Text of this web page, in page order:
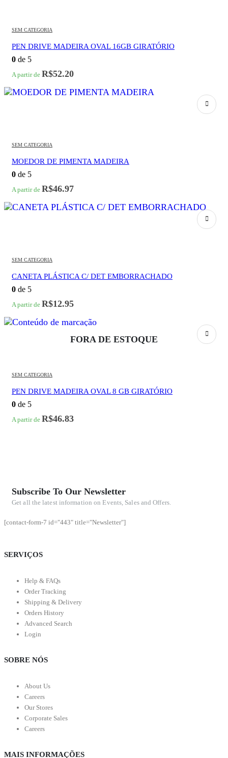
SEM CATEGORIA
PEN DRIVE MADEIRA OVAL 16GB GIRATÓRIO
0 de 5
A partir de R$52.20
SEM CATEGORIA
MOEDOR DE PIMENTA MADEIRA
0 de 5
A partir de R$46.97
SEM CATEGORIA
CANETA PLÁSTICA C/ DET EMBORRACHADO
0 de 5
A partir de R$12.95
FORA DE ESTOQUE
SEM CATEGORIA
PEN DRIVE MADEIRA OVAL 8 GB GIRATÓRIO
0 de 5
A partir de R$46.83
Subscribe To Our Newsletter
Get all the latest information on Events, Sales and Offers.
[contact-form-7 id="443" title="Newsletter"]
SERVIÇOS
Help & FAQs
Order Tracking
Shipping & Delivery
Orders History
Advanced Search
Login
SOBRE NÓS
About Us
Careers
Our Stores
Corporate Sales
Careers
MAIS INFORMAÇÕES